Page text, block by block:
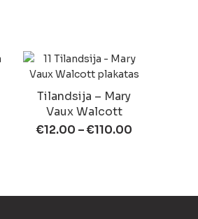
Tilandsija – Mary
Vaux Walcott
€12.00 –€110.00